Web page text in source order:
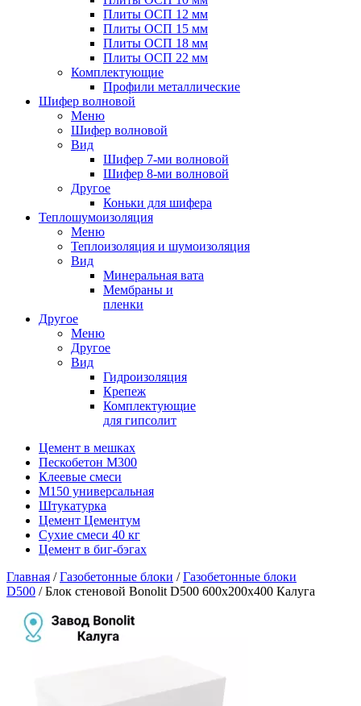
Плиты ОСП 12 мм
Плиты ОСП 15 мм
Плиты ОСП 18 мм
Плиты ОСП 22 мм
Комплектующие
Профили металлические
Шифер волновой
Меню
Шифер волновой
Вид
Шифер 7-ми волновой
Шифер 8-ми волновой
Другое
Коньки для шифера
Теплошумоизоляция
Меню
Теплоизоляция и шумоизоляция
Вид
Минеральная вата
Мембраны и
пленки
Другое
Меню
Другое
Вид
Гидроизоляция
Крепеж
Комплектующие
для гипсолит
Цемент в мешках
Пескобетон М300
Клеевые смеси
М150 универсальная
Штукатурка
Цемент Цементум
Сухие смеси 40 кг
Цемент в биг-бэгах
Главная /Газобетонные блоки /Газобетонные блоки
D500 / Блок стеновой Bonolit D500 600х200х400 Калуга